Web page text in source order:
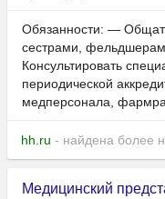
Обязанности: —
сестрами,
Консультировать
периодической
медперсонала,
hh.ru - найдена более
Медицинский